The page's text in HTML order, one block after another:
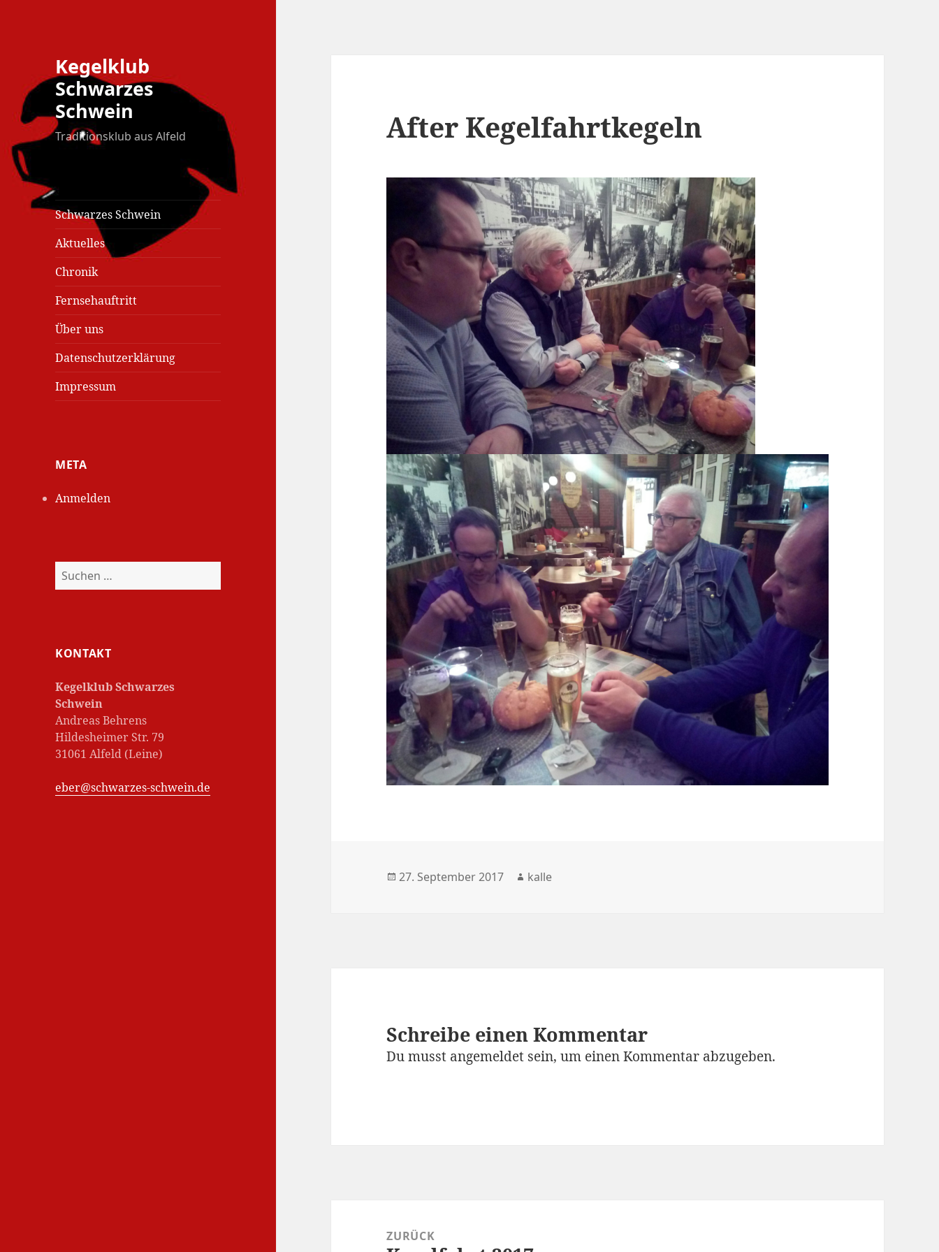
Kegelklub
Schwarzes
Schwein
Traditionsklub aus Alfeld
Schwarzes Schwein
Aktuelles
Chronik
Fernsehauftritt
Über uns
Datenschutzerklärung
Impressum
META
Anmelden
Suchen
nach:
KONTAKT
Kegelklub Schwarzes
Schwein
Andreas Behrens
Hildesheimer Str. 79
31061 Alfeld (Leine)
eber@schwarzes-schwein.de
After Kegelfahrtkegeln
Veröffentlicht
27. September 2017 Autor
kalle
Schreibe einen Kommentar
Du musst angemeldet sein, um einen Kommentar abzugeben.
ZURÜCK